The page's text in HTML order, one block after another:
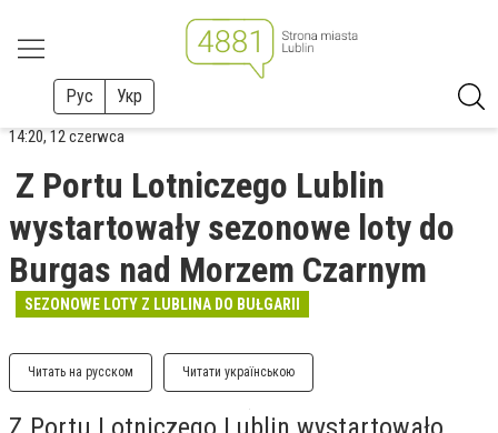
Рус Укр
14:20, 12 czerwca
Z Portu Lotniczego Lublin
wystartowały sezonowe loty do
Burgas nad Morzem Czarnym
SEZONOWE LOTY Z LUBLINA DO BUŁGARII
Читать на русском Читати українською